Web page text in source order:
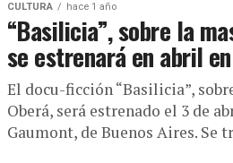
CULTURA hace 1 año
“Basilicia”, sobre la
se estrenará en abril
El docu-ficción “Basilicia”,
Oberá, será estrenado el 3 de
Gaumont, de Buenos Aires. Se